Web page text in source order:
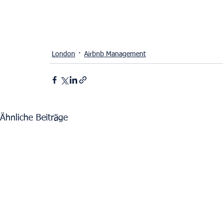
London Airbnb Management
Ähnliche Beiträge